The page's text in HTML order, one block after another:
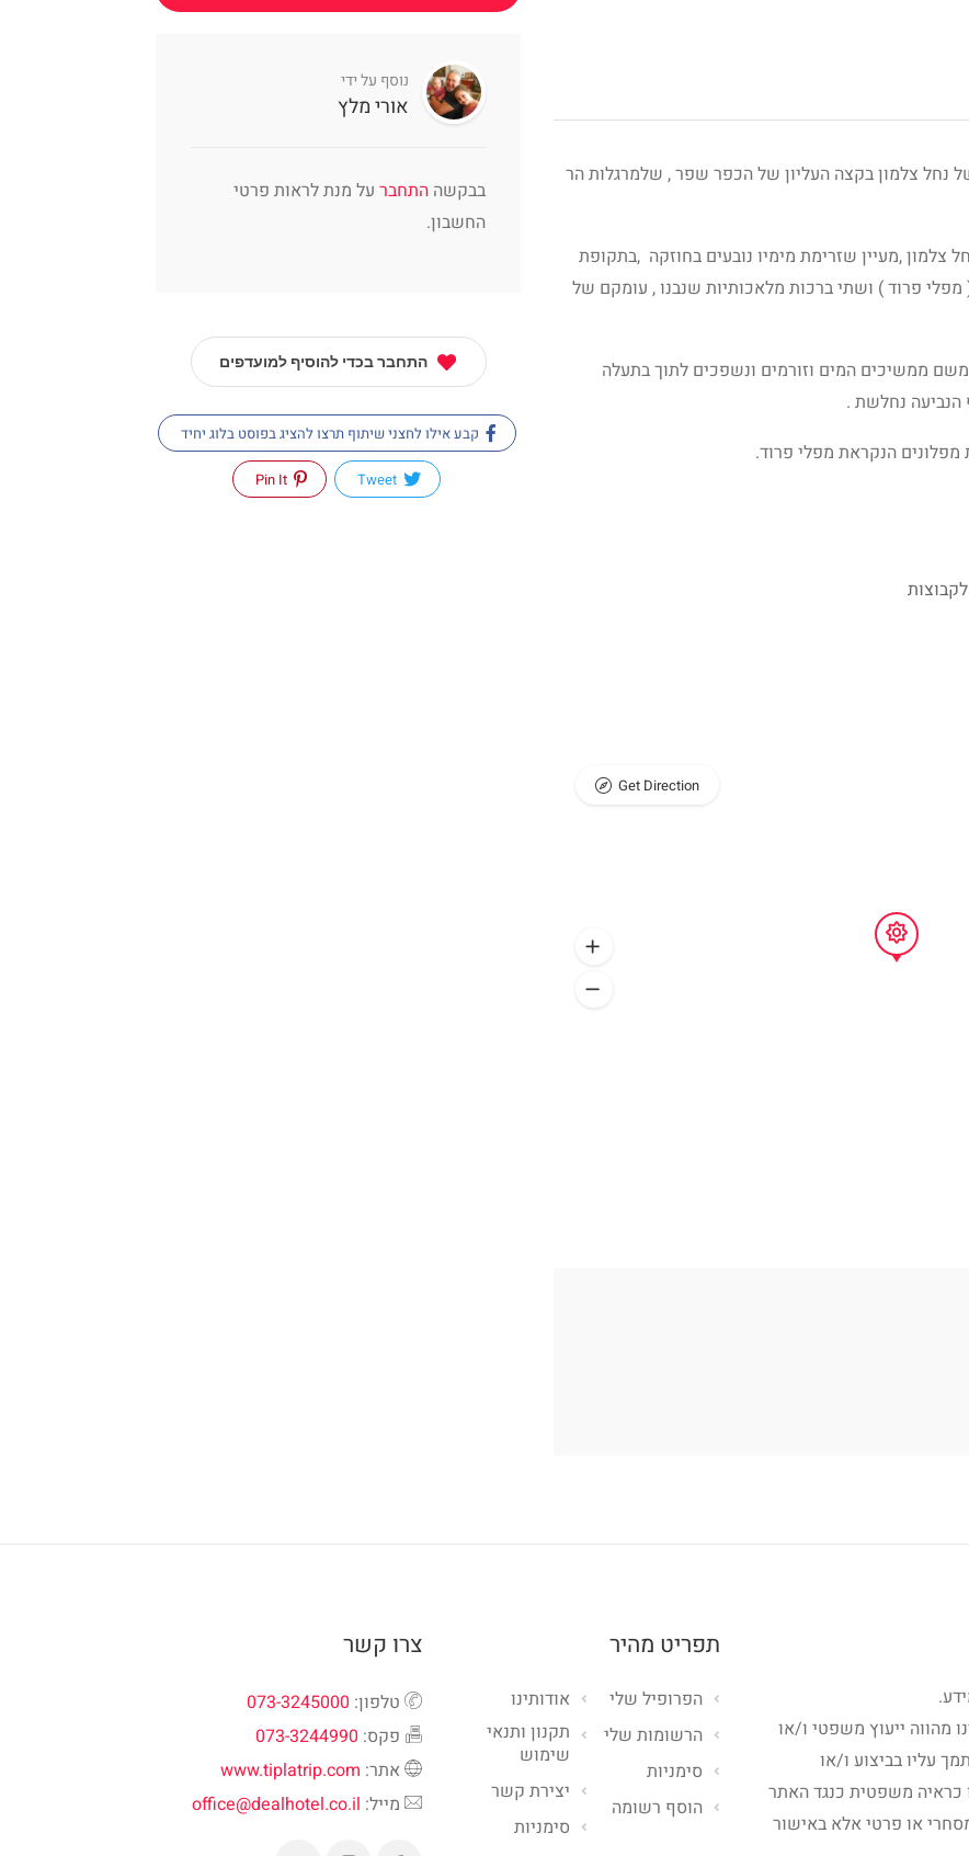
נחל צלמון בקצה העליון של הכפר שפר , שלמרגלות הר
צלמון ,מעיין שזרימת מימיו נובעים בחוזקה ,בתקופת
פרוד ) ושתי ברכות מלאכותיות שנבנו , עומקם של
ממשיכים המים וזורמים ונשפכים לתוך בתעלה
הנביעה נחלשת .
הנקראת מפלי פרוד.
Get Direction
נוסף על ידי
אורי מלץ
בבקשה התחבר על מנת לראות פרטי
החשבון.
התחבר בכדי להוסיף למועדפים
קבע אילו לחצני שיתוף תרצו להציג בפוסט בלוג יחיד
מהווה ייעוץ משפטי ו/או
עליו בביצוע ו/או
כראיה משפטית כנגד האתר
או פרטי אלא באישור
תפריט מהיר
אודותינו
תקנון ותנאי
שימוש
יצירת קשר
סימניות
הפרופיל שלי
הרשומות שלי
סימניות
הוסף רשומה
צרו קשר
טלפון: 073-3245000
פקס: 073-3244990
אתר: www.tiplatrip.com
מייל: office@dealhotel.co.il